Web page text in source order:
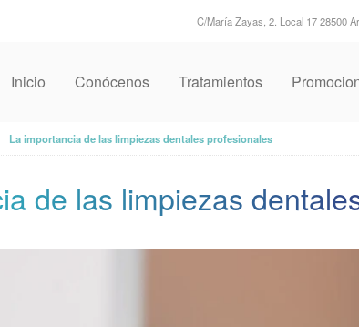
C/María Zayas, 2. Local 17 28500
Inicio Conócenos Tratamientos
La importancia de las limpiezas dentales profesionales
de las limpiezas